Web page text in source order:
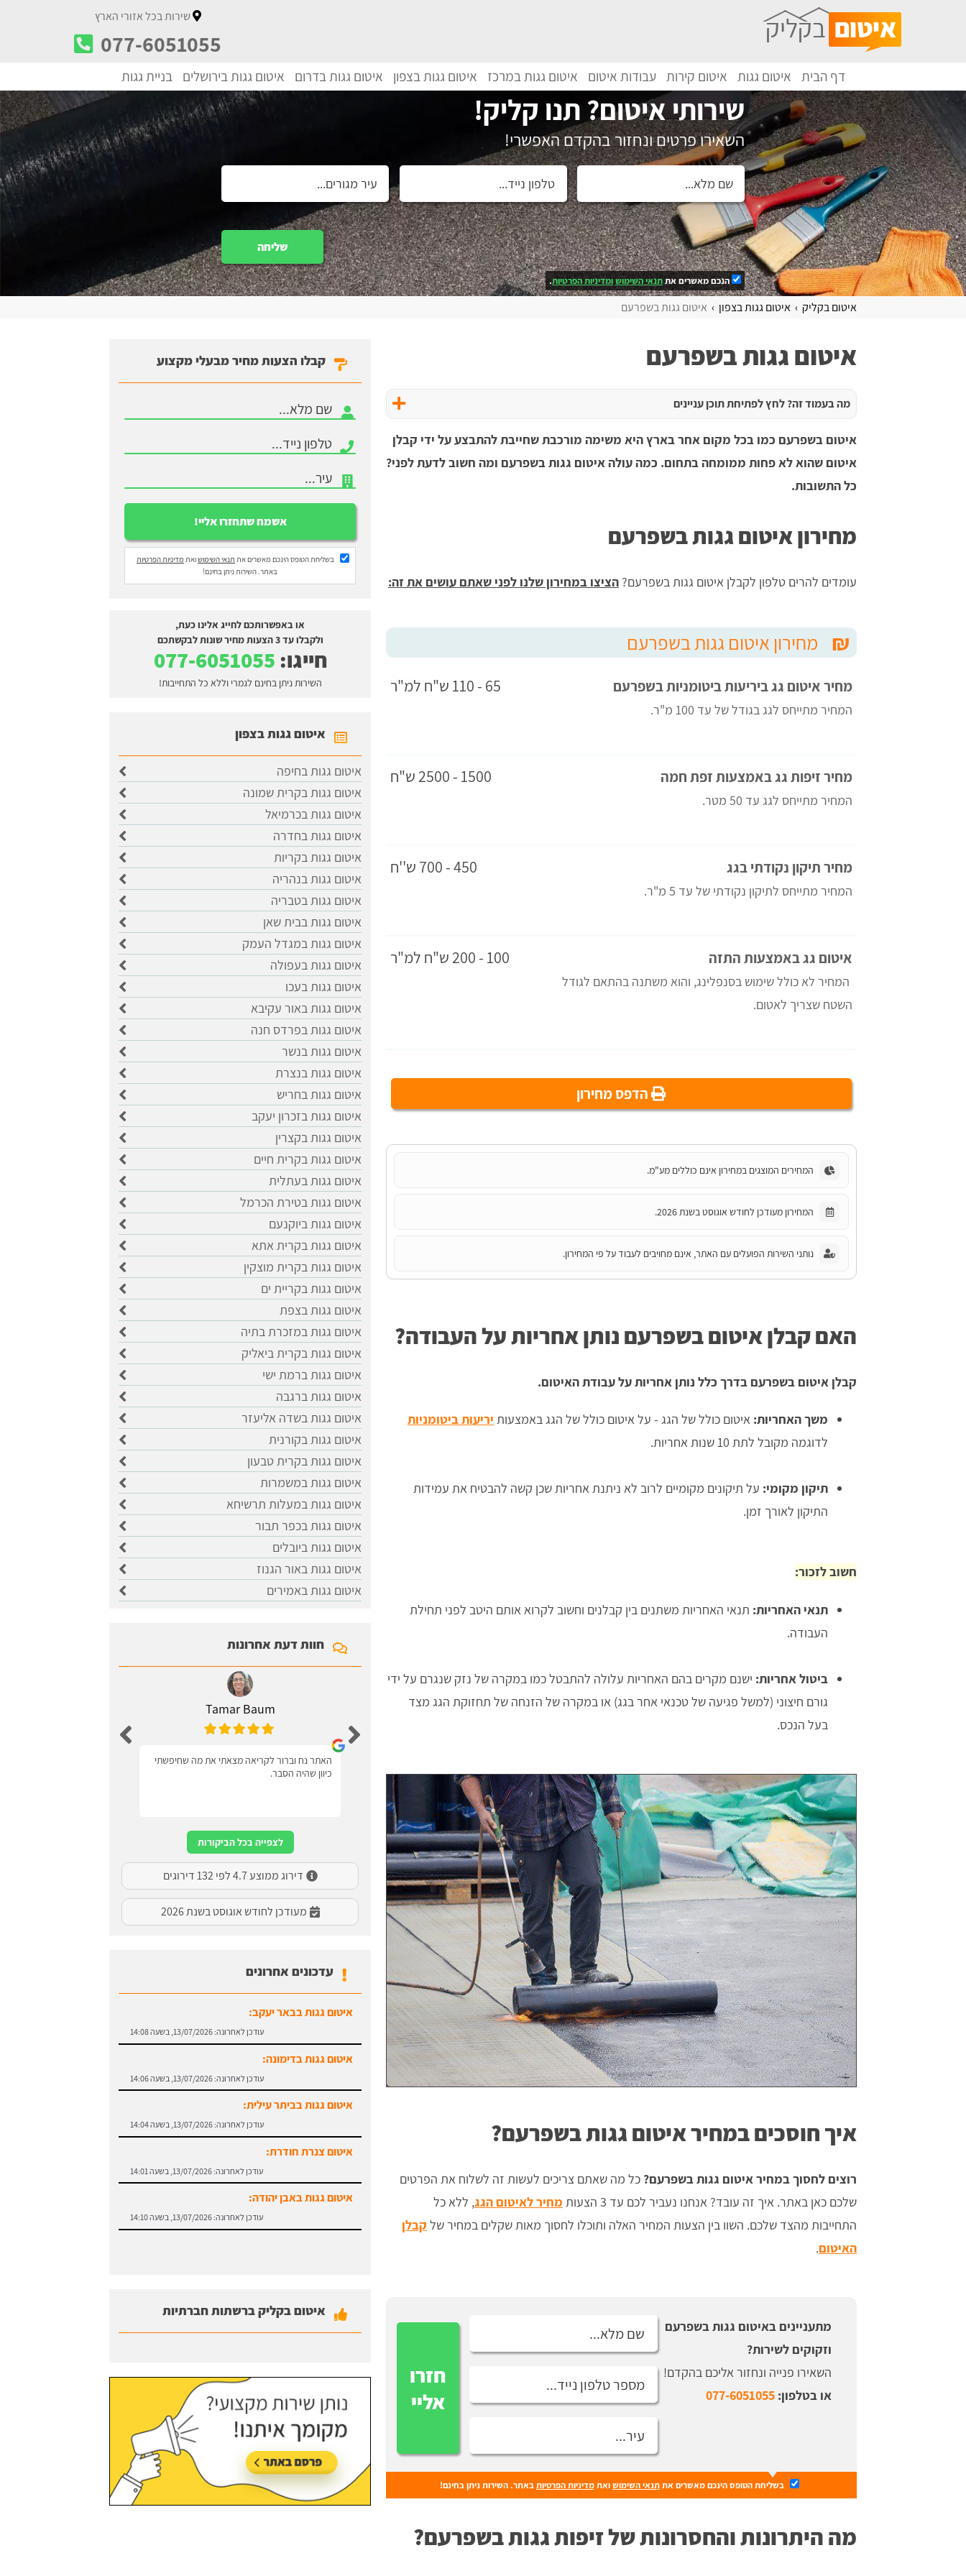
שירות בכל אזורי הארץ
077-6051055
דף הבית איטום גגות איטום קירות עבודות איטום איטום גגות במרכז איטום גגות בצפון איטום גגות בדרום איטום גגות בירושלים בניית גגות
שירותי איטום? תנו קליק!
השאירו פרטים ונחזור בהקדם האפשרי!
שליחה
הנכם מאשרים אתתנאי השימושומדיניות הפרטיות.
איטום בקליק איטום גגות בצפון איטום גגות בשפרעם
איטום גגות בשפרעם
מה בעמוד זה? לחץ לפתיחת תוכן עניינים
איטום בשפרעם כמו בכל מקום אחר בארץ היא משימה מורכבת שחייבת להתבצע על ידי קבלן
איטום שהוא לא פחות ממומחה בתחום. כמה עולה איטום גגות בשפרעם ומה חשוב לדעת לפני?
כל התשובות.
מחירון איטום גגות בשפרעם
עומדים להרים טלפון לקבלן איטום גגות בשפרעם? הציצו במחירון שלנו לפני שאתם עושים את זה:
₪ מחירון איטום גגות בשפרעם
מחיר איטום גג ביריעות ביטומניות בשפרעם
המחיר מתייחס לגג בגודל של עד 100 מ"ר.
65 - 110 ש"ח למ"ר
מחיר זיפות גג באמצעות זפת חמה
המחיר מתייחס לגג עד 50 מטר.
1500 - 2500 ש"ח
מחיר תיקון נקודתי בגג
המחיר מתייחס לתיקון נקודתי של עד 5 מ"ר.
450 - 700 ש''ח
איטום גג באמצעות התזה
המחיר לא כולל שימוש בסנפלינג, והוא משתנה בהתאם לגודל
השטח שצריך לאטום.
100 - 200 ש"ח למ"ר
הדפס מחירון
המחירים המוצגים במחירון אינם כוללים מע"מ.
המחירון מעודכן לחודש אוגוסט בשנת 2026.
נותני השירות הפועלים עם האתר, אינם מחויבים לעבוד על פי המחירון.
האם קבלן איטום בשפרעם נותן אחריות על העבודה?
קבלן איטום בשפרעם בדרך כלל נותן אחריות על עבודת האיטום.
משך האחריות: איטום כולל של הגג - על איטום כולל של הגג באמצעות יריעות ביטומניות
לדוגמה מקובל לתת 10 שנות אחריות.
תיקון מקומי: על תיקונים מקומיים לרוב לא ניתנת אחריות שכן קשה להבטיח את עמידות
התיקון לאורך זמן.
חשוב לזכור:
תנאי האחריות: תנאי האחריות משתנים בין קבלנים וחשוב לקרוא אותם היטב לפני תחילת
העבודה.
ביטול אחריות: ישנם מקרים בהם האחריות עלולה להתבטל כמו במקרה של נזק שנגרם על ידי
גורם חיצוני (למשל פגיעה של טכנאי אחר בגג) או במקרה של הזנחה של תחזוקת הגג מצד
בעל הנכס.
איך חוסכים במחיר איטום גגות בשפרעם?
רוצים לחסוך במחיר איטום גגות בשפרעם? כל מה שאתם צריכים לעשות זה לשלוח את הפרטים
שלכם כאן באתר. איך זה עובד? אנחנו נעביר לכם עד 3 הצעות
מחיר לאיטום הגג, ללא כל
התחייבות מהצד שלכם. השוו בין הצעות המחיר האלה ותוכלו לחסוך מאות שקלים במחיר של קבלן
האיטום.
מתעניינים באיטום גגות בשפרעם
וזקוקים לשירות?
השאירו פנייה ונחזור אליכם בהקדם!
או בטלפון: 077-6051055
חזרו
אליי
בשליחת הטופס הינכם מאשרים אתתנאי השימושואתמדיניות הפרטיותבאתר. השירות ניתן בחינם!
מה היתרונות והחסרונות של זיפות גגות בשפרעם?
קבלו הצעות מחיר מבעלי מקצוע
בשליחת הטופס הינכם מאשרים את תנאי השימושואת מדיניות הפרטיות
באתר. השירות ניתן בחינם!
או באפשרותכם לחייג אלינו כעת,
ולקבלו עד 3 הצעות מחיר שונות לבקשתכם
חייגו:
השירות ניתן בחינם לגמרי וללא כל התחייבות!
איטום גגות בצפון
איטום גגות בחיפה
איטום גגות בקרית שמונה
איטום גגות בכרמיאל
איטום גגות בחדרה
איטום גגות בקריות
איטום גגות בנהריה
איטום גגות בטבריה
איטום גגות בבית שאן
איטום גגות במגדל העמק
איטום גגות בעפולה
איטום גגות בעכו
איטום גגות באור עקיבא
איטום גגות בפרדס חנה
איטום גגות בנשר
איטום גגות בנצרת
איטום גגות בחריש
איטום גגות בזכרון יעקב
איטום גגות בקצרין
איטום גגות בקרית חיים
איטום גגות בעתלית
איטום גגות בטירת הכרמל
איטום גגות ביוקנעם
איטום גגות בקרית אתא
איטום גגות בקרית מוצקין
איטום גגות בקריית ים
איטום גגות בצפת
איטום גגות במזכרת בתיה
איטום גגות בקרית ביאליק
איטום גגות ברמת ישי
איטום גגות ברגבה
איטום גגות בשדה אליעזר
איטום גגות בקורנית
איטום גגות בקרית טבעון
איטום גגות במשמרות
איטום גגות במעלות תרשיחא
איטום גגות בכפר תבור
איטום גגות ביובלים
איטום גגות באור הגנוז
איטום גגות באמירים
חוות דעת אחרונות
Tamar Baum
האתר נח וברור לקריאה מצאתי את מה שחיפשתי
כיוון שהיה הסבר.
איציק לוי אודי
לצפייה בכל הביקורות
דירוג ממוצע 4.7 לפי 132 דירוגים
מעודכן לחודש אוגוסט בשנת 2026
עדכונים אחרונים
איטום גגות בבאר יעקב:
עודכן לאחרונה: 13/07/2026, בשעה 14:08
איטום גגות בדימונה:
עודכן לאחרונה: 13/07/2026, בשעה 14:06
איטום גגות בביתר עילית:
עודכן לאחרונה: 13/07/2026, בשעה 14:04
איטום צנרת חודרת:
עודכן לאחרונה: 13/07/2026, בשעה 14:01
איטום גגות באבן יהודה:
עודכן לאחרונה: 13/07/2026, בשעה 14:10
איטום בקליק ברשתות חברתיות